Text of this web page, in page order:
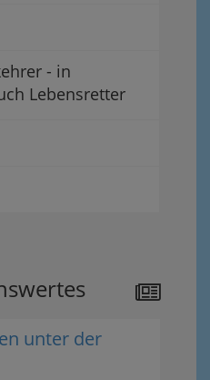
- in
Lebensretter
unter der